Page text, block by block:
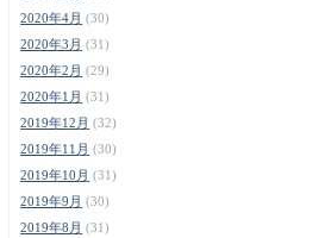
2020年4月 (30)
2020年3月 (31)
2020年2月 (29)
2020年1月 (31)
2019年12月 (32)
2019年11月 (30)
2019年10月 (31)
2019年9月 (30)
2019年8月 (31)